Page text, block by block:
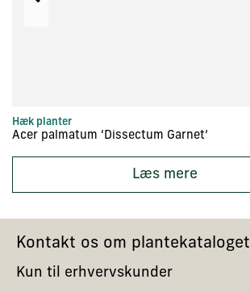
Hæk planter
Acer palmatum ‘Dissectum Garnet’
Læs mere
Kontakt os om plantekataloget
Kun til erhvervskunder